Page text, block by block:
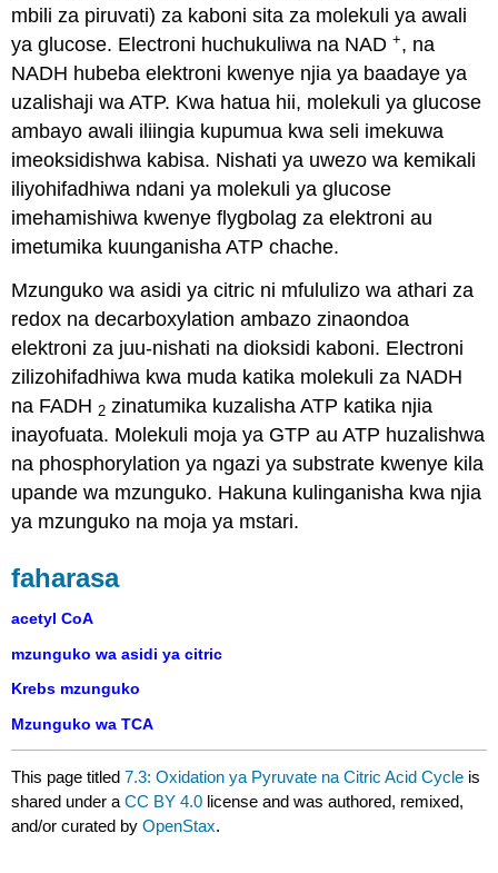
mbili za piruvati) za kaboni sita za molekuli ya awali
ya glucose. Electroni huchukuliwa na NAD+, na
NADH hubeba elektroni kwenye njia ya baadaye ya
uzalishaji wa ATP. Kwa hatua hii, molekuli ya glucose
ambayo awali iliingia kupumua kwa seli imekuwa
imeoksidishwa kabisa. Nishati ya uwezo wa kemikali
iliyohifadhiwa ndani ya molekuli ya glucose
imehamishiwa kwenye flygbolag za elektroni au
imetumika kuunganisha ATP chache.
Mzunguko wa asidi ya citric ni mfululizo wa athari za
redox na decarboxylation ambazo zinaondoa
elektroni za juu-nishati na dioksidi kaboni. Electroni
zilizohifadhiwa kwa muda katika molekuli za NADH
na FADH 2 zinatumika kuzalisha ATP katika njia
inayofuata. Molekuli moja ya GTP au ATP huzalishwa
na phosphorylation ya ngazi ya substrate kwenye kila
upande wa mzunguko. Hakuna kulinganisha kwa njia
ya mzunguko na moja ya mstari.
faharasa
acetyl CoA
mzunguko wa asidi ya citric
Krebs mzunguko
Mzunguko wa TCA
This page titled7.3: Oxidation ya Pyruvate na Citric Acid Cycle is
shared under aCC BY 4.0 license and was authored, remixed,
and/or curated byOpenStax.